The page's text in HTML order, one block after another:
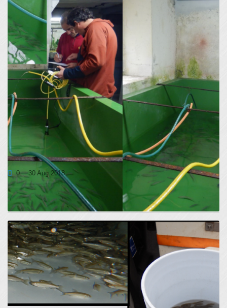
PRIMORSKE PODUSTI V RIBOGOJNICI SOČA
V KOBARIDU ŽIVIJO
0 30 Aug 2018
Primorska podust je vrsta ribe, ki jo je težko gojiti v ujetništvu,
posebno z konvencionalnimi metodami...